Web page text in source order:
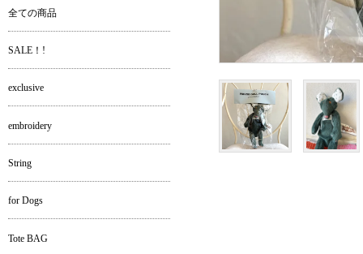
全ての商品
SALE！!
exclusive
embroidery
String
for Dogs
Tote BAG